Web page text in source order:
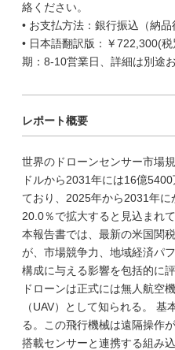
絡ください。
• お支払方法：銀行振込（納品
• 日本語翻訳版：￥722,300(
期：8-10営業日、詳細は別途
レポート概要
世界のドローンセンサー市場
ドルから2031年には16億
ており、2025年から2031年に
20.0％で拡大すると見込まれて
本報告書では、最新の米国関
が、市場競争力、地域経済パ
構成に与える影響を包括的に評
ドローンは正式には無人航空
（UAV）として知られる。
る。この飛行機械は遠隔操作
搭載センサーと連携する組み